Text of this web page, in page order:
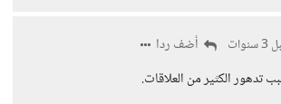
أضف ردا
تدهور الكثير من العلاقات.